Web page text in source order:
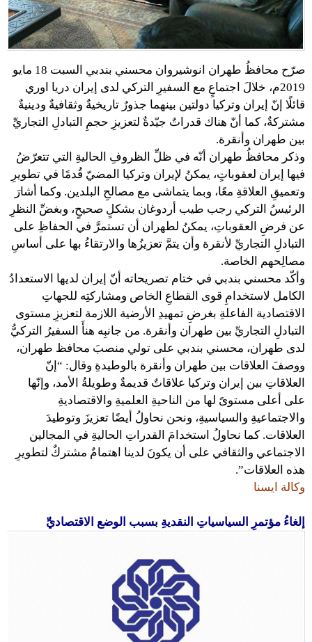
صرّح محافظُ طهران انوشيروان محسني بندبي السبت 18 مايو
2019م، خلالَ اجتماعٍ مع السفيرِ التركي لدى إيران دريا اوري
قائلًا إنّ إيران وتركيا دولتين بينهما جذورٌ تاريخيةٌ وثقافيةٌ ودينيةٌ
مشتركةٌ، كما أنّ هناك قدراتٌ جيّدةٌ لتعزيزِ حجمِ التبادلِ التجاريِّ
بين طهران وأنقرة.
وذكر محافظُ طهران أنّه في ظلِّ الظروفِ الحاليةِ التي تتعرّضُ
فيها إيران لعقوباتٍ، يمكنُ لإيران وتركيا المضيّ قُدمًا في تطويرِ
وتعميقِ العلاقةِ معًا، وبما يتماشى مع مصالحِ البلدين. وكما أشارَ
الرئيسُ التركي رجب طيب أردوغان بشكلٍ صحيحٍ، وبغضِّ النظرِ
عن فرضِ العقوباتِ، يمكنُ لطهران أن تستمرَّ في الحفاظِ على
التبادلِ التجاريِّ لأنقرة وأن يتمَّ تعزيزُها والارتقاءُ بها على أساسِ
مصالِحهم الخاصة.
وأكّد محسني بندبي في ختام تصريحاته أنّ إيران لديها الاستعدادُ
الكامل لاستخدامِ قوى القطاعِ الخاص ومشاركتِه للجهاتِ
الاقتصادية الفاعلةِ بغرضِ تمهيدِ الأرضية اللازمة لتعزيزِ مستوى
التبادلِ التجاريِّ بين طهران وأنقرة. من جانبِه هنأَ السفيرُ التركيُّ
لدى طهران، محسني بندبي على تولي منصبَ محافظ طهران،
ووصفَ العلاقات بين طهران وأنقرة بالوطيدةِ وقال: “إنّ
العلاقاتِ بين إيران وتركيا علاقاتٌ قديمةٌ وطويلةُ الأمد، وإنّها
على أعلى مستوىً لها من الناحيةِ العلميةِ والاقتصاديةِ
والاجتماعيةِ والسياسيةِ، ونحن نحاولُ أيضًا تعزيزَ وتوطيدَ
العلاقات. كما نحاولُ استخدامَ القدراتِ الحاليةِ في المجالين
الاجتماعي والثقافي على أن يكونَ لدينا اهتمامٌ مشتركٌ لتطويرِ
هذه العلاقات”.
وكالة ايسنا
إلغاءُ مؤتمرِ السياسياتِ النقديةِ بسبب الوضع الاقتصاديِّ